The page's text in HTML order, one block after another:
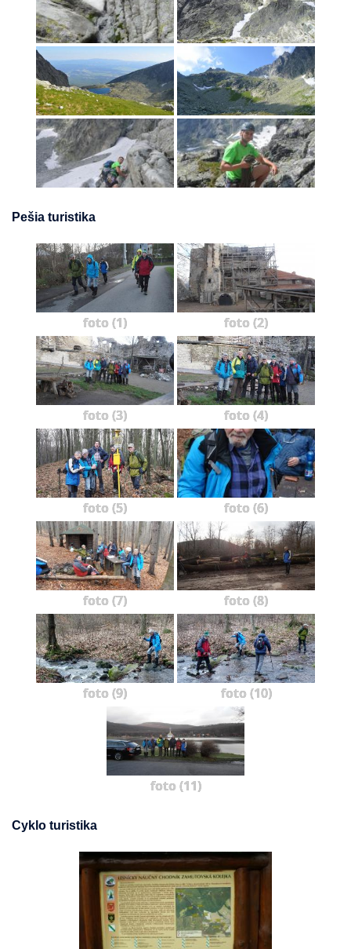
Pešia turistika
foto (1) foto (2)
foto (3) foto (4)
foto (5) foto (6)
foto (7) foto (8)
foto (9) foto (10)
foto (11)
Cyklo turistika